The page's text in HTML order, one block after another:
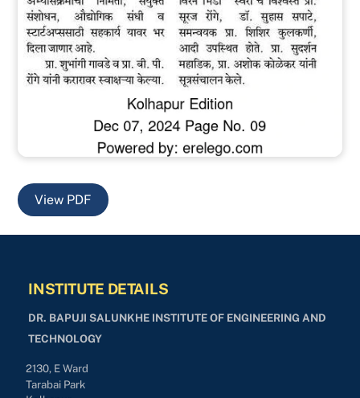
View PDF
INSTITUTE DETAILS
DR. BAPUJI SALUNKHE INSTITUTE OF ENGINEERING AND
TECHNOLOGY
2130, E Ward
Tarabai Park